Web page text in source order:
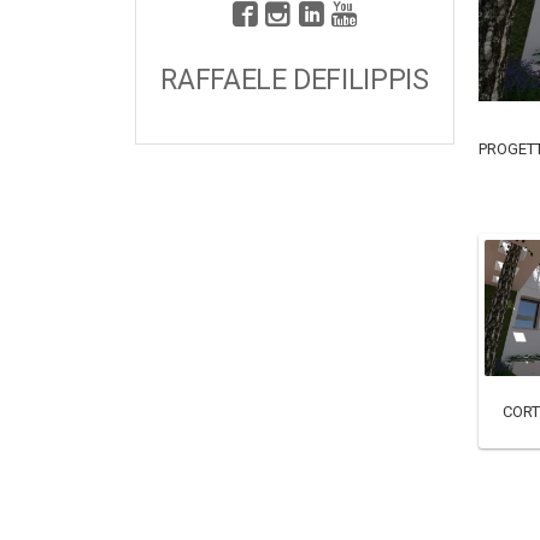
RAFFAELE DEFILIPPIS